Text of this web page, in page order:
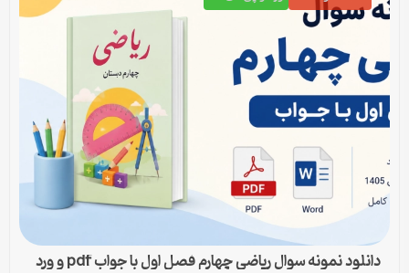
دانلود نمونه سوال ریاضی چهارم فصل اول با جواب pdf و ورد